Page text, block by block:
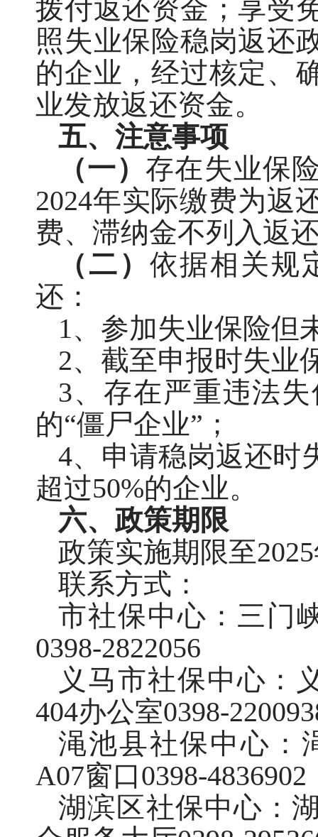
拨付返还资金；享受
照失业保险稳岗返还
的企业，经过核定、
业发放返还资金。
五、注意事项
（一）存在失业保
2024年实际缴费为返
费、滞纳金不列入返
（二） 依据相关规
还：
1、参加失业保险但
2、截至申报时失业
3、存在严重违法
的“僵尸企业”；
4、申请稳岗返还时
超过50%的企业。
六、政策期限
政策实施期限至
联系方式：
市社保中心：三门
0398-2822056
义马市社保中心：
404办公室0398-
渑池县社保中心：
A07窗口0398-4836902
湖滨区社保中心：